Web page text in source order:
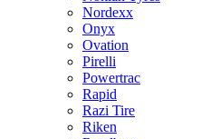
Nordexx
Onyx
Ovation
Pirelli
Powertrac
Rapid
Razi Tire
Riken